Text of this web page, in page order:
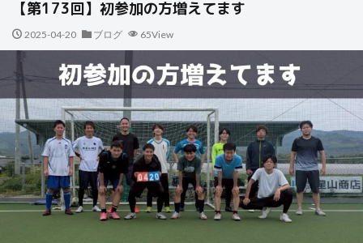
【第173回】初参加の方増えてます
2025-04-20 ブログ 65View